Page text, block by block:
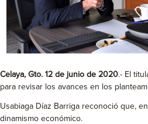
Celaya, Gto. 12 de junio de 2020.- El
para revisar los avances en los
Usabiaga Díaz Barriga reconoció que,
dinamismo económico.